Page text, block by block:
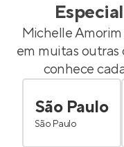
Michelle
em muitas outras
conhece
São Paulo
São Paulo